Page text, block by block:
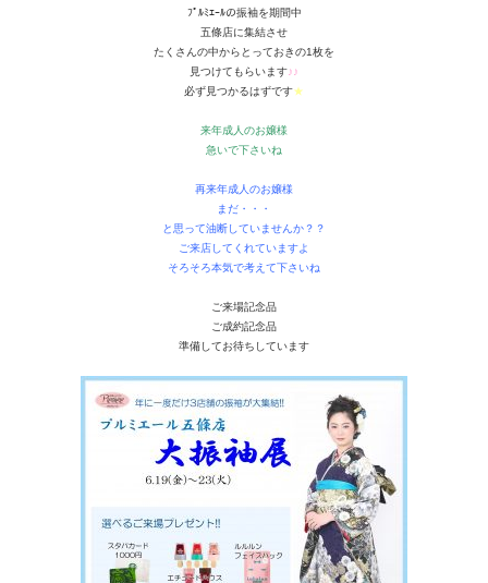
ﾌﾟﾙﾐｴｰﾙの振袖を期間中
五條店に集結させ
たくさんの中からとっておきの1枚を
見つけてもらいます♪♪
必ず見つかるはずです★
来年成人のお嬢様
急いで下さいね
再来年成人のお嬢様
まだ・・・
と思って油断していませんか？？
ご来店してくれていますよ
そろそろ本気で考えて下さいね
ご来場記念品
ご成約記念品
準備してお待ちしています